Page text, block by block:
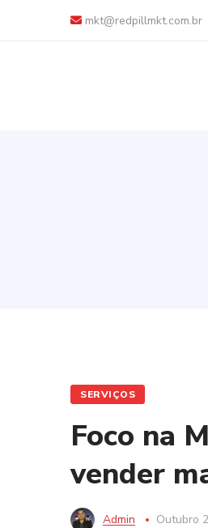
mkt@redpillmkt.com.br
SERVIÇOS
Foco na
vender
Admin Outubro